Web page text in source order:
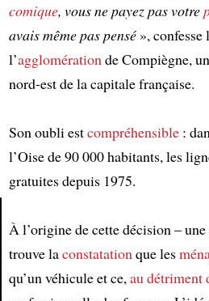
comique, vous ne payez pas votre
avais même pas pensé», confesse
l’agglomérationde Compiègne,
nord-est de la capitale française.
Son oubli estcompréhensible:
l’Oise de 90 000 habitants, les
gratuites depuis 1975.
À l’origine de cette décision –
trouve laconstatationque les
qu’un véhicule et ce,au détriment